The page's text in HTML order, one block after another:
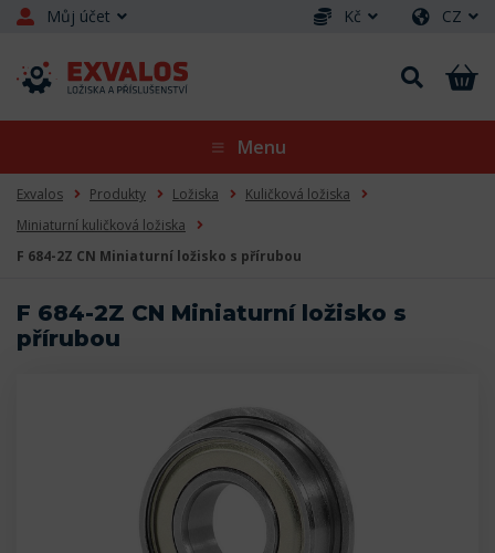
Můj účet Kč CZ
Menu
Exvalos Produkty Ložiska
Kuličková ložiska
Miniaturní kuličková ložiska
F 684-2Z CN Miniaturní ložisko s přírubou
F 684-2Z CN Miniaturní ložisko s
přírubou